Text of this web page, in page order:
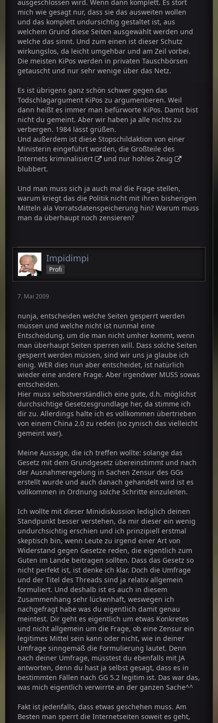
MfG Andi.
ausgeschlossen wird. Wenn dann komplett. Es stört
mich wie gesagt nur, dass sie das ausweiten wollen
und das komplett undursichtig gestaltet ist, aus
welchem Grund diese Seiten ausgewählt werden und
welche das sinnt. Und zum einen ist dieser Schutz
wirkungslos, da leicht umgehbar und am Zeil vorbei.
Die meisten KiPos werden in privaten Tauschbörsen
getauscht und nur sehr wenige über das Netz.
Es ist übrigens ganz schön schwer gegen das
Todschlagargument KiPos zu argumentieren. Weil
dann heißt es immer man befürworte KiPos. Damit bist
nicht du gemeint. Aber wir haben ja alle nichts zu
verbergen. 1984 lässt grüßen.
Und außerdem ist diese Stopschildaktion von einer
Ministerin eingeführt worden, die Großteile des
Internets kriminalisiert und nur hohles Zeug
blubbert.
Und man muss sich ja auch mal die Frage stellen,
warum kriegt das die Politik nicht mit ihren bisherigen
Mitteln ala Vorratsdatenspeicherung hin? Warum muss
man da überhaupt noch zensieren?
Impidimpi
Profi
7. Mai 2009
nunja, entscheiden welche Seiten gesperrt werden
müssen und welche nicht ist nunmal eine
Entscheidung, um die man nicht umher kommt, wenn
man überhaupt Seiten sperren will. Dass solche Seiten
gesperrt werden müssen, sind wir uns ja glaube ich
einig. WER dies nun aber entscheidet, ist natürlich
wieder eine andere Frage. Aber irgendwer MUSS sowas
entscheiden.
Hier muss selbstverständlich eine gute, d.h. möglichst
durchsichtige Gesetzesgrundlage her, da stimme ich
dir zu. Allerdings halte ich es vollkommen übertrieben
von einem China 2.0 zu reden (so zynisch das vielleicht
gemeint war).
Meine Aussage, die ich treffen wollte: solange das
Gesetz mit dem Grundgesetz übereinstimmt und nach
der Ausnahmeregelung in Sachen Zensur des GGs
erstellt wurde und auch danach gehandelt wird ist es
vollkommen in Ordnung solche Schritte einzuleiten.
Ich wollte mit dieser Minidiskussion lediglich deinen
Standpunkt besser verstehen, da mir dieser ein wenig
undurchsichtig erschien und ich prinzipiell erstmal
skeptisch bin, wenn Leute zu irgend einer Art von
Widerstand gegen Gesetze reden, die eigentlich zum
Guten im Lande beitragen sollten. Dass das Gesetz so
nicht perfekt ist, ist denke ich klar. Doch die Umfrage
und der Titel des Threads sind ja relativ allgemein
formuliert. Und deshalb ist es auch in diesem
Zusammenhang sehr lückenhaft, weswegen ich
nachgefragt habe was du eigentlich damit genau
meintest. Dir geht es eigentlich um etwas Konkretes
und nicht allgemein um die Frage, ob eine Zensur ein
legitimes Mittel sein kann oder nicht, wie in deiner
Umfrage sinngemäß die Formulierung lautet. Denn
nach deiner Umfrage, müsstest du ebenfalls mit JA
antworten, denn du hast ja selbst gesagt, dass es in
bestimmten Fällen nach GG 5.2 legitim ist. Das war das,
was mich eigentlich verwirrte an der ganzen Sache^^
Fakt ist jedenfalls, dass etwas geschehen muss. Am
Besten man sperrt die Internetseiten soweit es geht,